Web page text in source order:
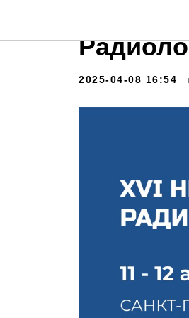
XVI
2025-04-08 16:54